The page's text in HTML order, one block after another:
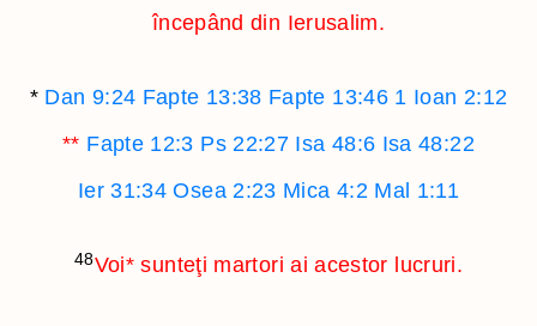
începând din Ierusalim.
* Dan 9:24 Fapte 13:38 Fapte 13:46 1 Ioan 2:12
** Fapte 12:3 Ps 22:27 Isa 48:6 Isa 48:22
Ier 31:34 Osea 2:23 Mica 4:2 Mal 1:11
48Voi* sunteţi martori ai acestor lucruri.